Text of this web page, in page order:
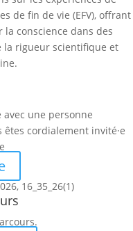
de fin de vie (EFV), offrant
conscience dans des
la rigueur scientifique et
avec une personne
cordialement invité·e